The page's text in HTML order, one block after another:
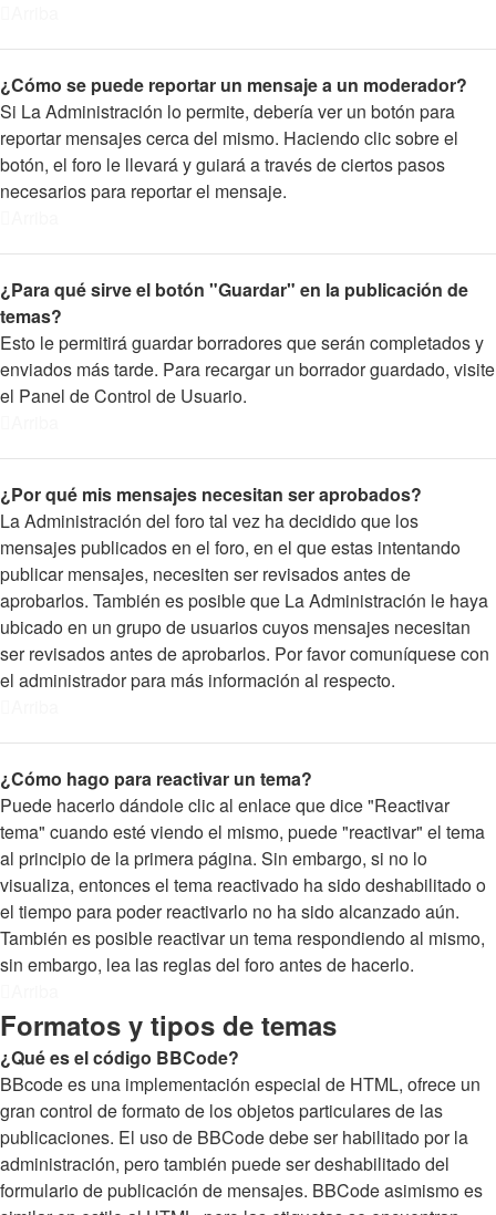
¿Cómo se puede reportar un mensaje a un moderador?
Si La Administración lo permite, debería ver un botón para
reportar mensajes cerca del mismo. Haciendo clic sobre el
botón, el foro le llevará y guiará a través de ciertos pasos
necesarios para reportar el mensaje.
¿Para qué sirve el botón "Guardar" en la publicación de
temas?
Esto le permitirá guardar borradores que serán completados y
enviados más tarde. Para recargar un borrador guardado, visite
el Panel de Control de Usuario.
¿Por qué mis mensajes necesitan ser aprobados?
La Administración del foro tal vez ha decidido que los
mensajes publicados en el foro, en el que estas intentando
publicar mensajes, necesiten ser revisados antes de
aprobarlos. También es posible que La Administración le haya
ubicado en un grupo de usuarios cuyos mensajes necesitan
ser revisados antes de aprobarlos. Por favor comuníquese con
el administrador para más información al respecto.
¿Cómo hago para reactivar un tema?
Puede hacerlo dándole clic al enlace que dice "Reactivar
tema" cuando esté viendo el mismo, puede "reactivar" el tema
al principio de la primera página. Sin embargo, si no lo
visualiza, entonces el tema reactivado ha sido deshabilitado o
el tiempo para poder reactivarlo no ha sido alcanzado aún.
También es posible reactivar un tema respondiendo al mismo,
sin embargo, lea las reglas del foro antes de hacerlo.
Formatos y tipos de temas
¿Qué es el código BBCode?
BBcode es una implementación especial de HTML, ofrece un
gran control de formato de los objetos particulares de las
publicaciones. El uso de BBCode debe ser habilitado por la
administración, pero también puede ser deshabilitado del
formulario de publicación de mensajes. BBCode asimismo es